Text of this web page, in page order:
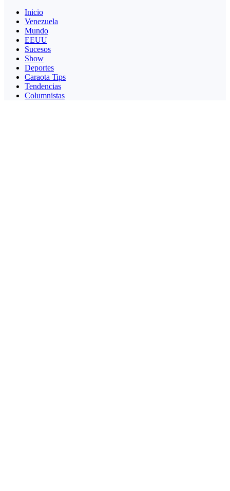
Inicio
Venezuela
Mundo
EEUU
Sucesos
Show
Deportes
Caraota Tips
Tendencias
Columnistas